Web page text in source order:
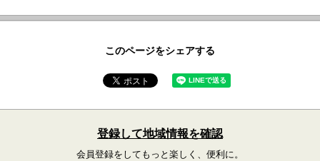
このページをシェアする
登録して地域情報を確認
会員登録をしてもっと楽しく、便利に。